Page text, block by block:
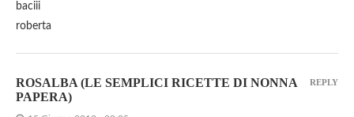
baciii
roberta
ROSALBA (LE SEMPLICI RICETTE DI NONNA
PAPERA)
REPLY